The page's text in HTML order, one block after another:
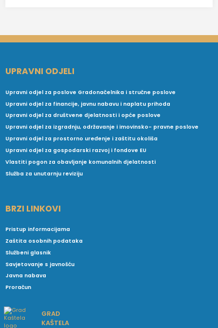
UPRAVNI ODJELI
Upravni odjel za poslove Gradonačelnika i stručne poslove
Upravni odjel za financije, javnu nabavu i naplatu prihoda
Upravni odjel za društvene djelatnosti i opće poslove
Upravni odjel za izgradnju, održavanje i imovinsko- pravne poslove
Upravni odjel za prostorno uređenje i zaštitu okoliša
Upravni odjel za gospodarski razvoj i fondove EU
Vlastiti pogon za obavljanje komunalnih djelatnosti
Služba za unutarnju reviziju
BRZI LINKOVI
Pristup informacijama
Zaštita osobnih podataka
Službeni glasnik
Savjetovanje s javnošću
Javna nabava
Proračun
GRAD
KAŠTELA